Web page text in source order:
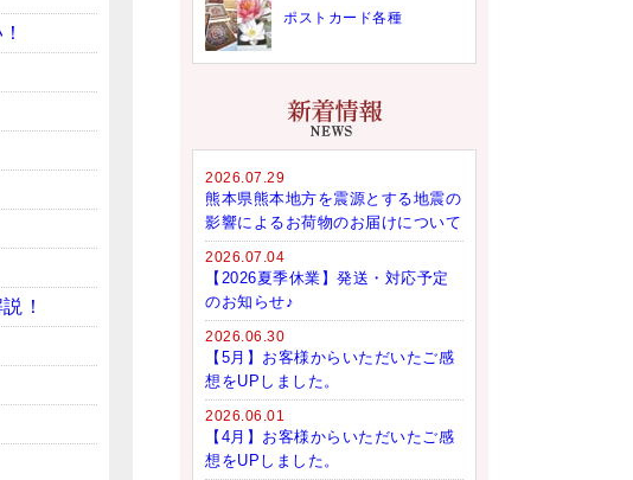
！
ポストカード各種
2026.07.29
熊本県熊本地方を震源とする地震の
影響によるお荷物のお届けについて
2026.07.04
【2026夏季休業】発送・対応予定
のお知らせ♪
2026.06.30
【5月】お客様からいただいたご感
想をUPしました。
2026.06.01
【4月】お客様からいただいたご感
想をUPしました。